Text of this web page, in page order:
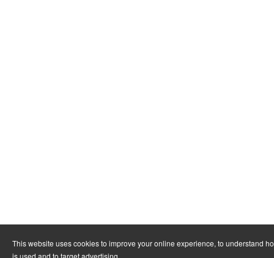
This website uses cookies to improve your online experience, to understand
is used and to target advertising.